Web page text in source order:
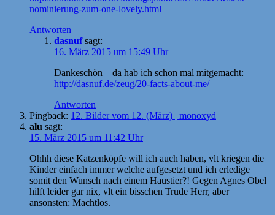
nominierung-zum-one-lovely.html
Antworten
dasnuf sagt:
16. März 2015 um 15:49 Uhr
Dankeschön – da hab ich schon mal mitgemacht:
http://dasnuf.de/zeug/20-facts-about-me/
Antworten
Pingback: 12. Bilder vom 12. (März) | monoxyd
alu sagt:
15. März 2015 um 11:42 Uhr
Ohhh diese Katzenköpfe will ich auch haben, vlt kriegen die
Kinder einfach immer welche aufgesetzt und ich erledige
somit den Wunsch nach einem Haustier?! Gegen Agnes Obel
hilft leider gar nix, vlt ein bisschen Trude Herr, aber
ansonsten: Machtlos.